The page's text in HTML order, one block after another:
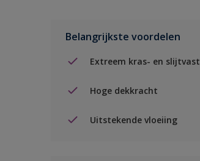
Belangrijkste voordelen
Extreem kras- en slijtvast
Hoge dekkracht
Uitstekende vloeiing